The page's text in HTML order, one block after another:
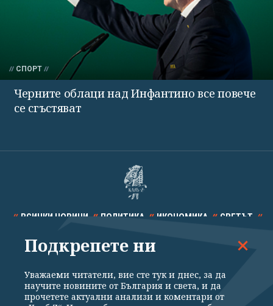
СПОРТ
Черните облаци над Инфантино все повече
се сгъстяват
ВСИЧКИ НОВИНИ ПОЛИТИКА ИКОНОМИКА СВЕТЪТ
СПОРТ КУЛТУРА ТЕХНОЛОГИИ КАЛЕЙДОСКОП
Подкрепете ни
Уважаеми читатели, вие сте тук и днес, за да
научите новините от България и света, и да
прочетете актуални анализи и коментари от